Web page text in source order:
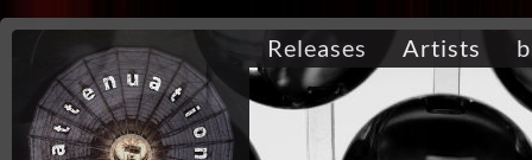
Releases Artists